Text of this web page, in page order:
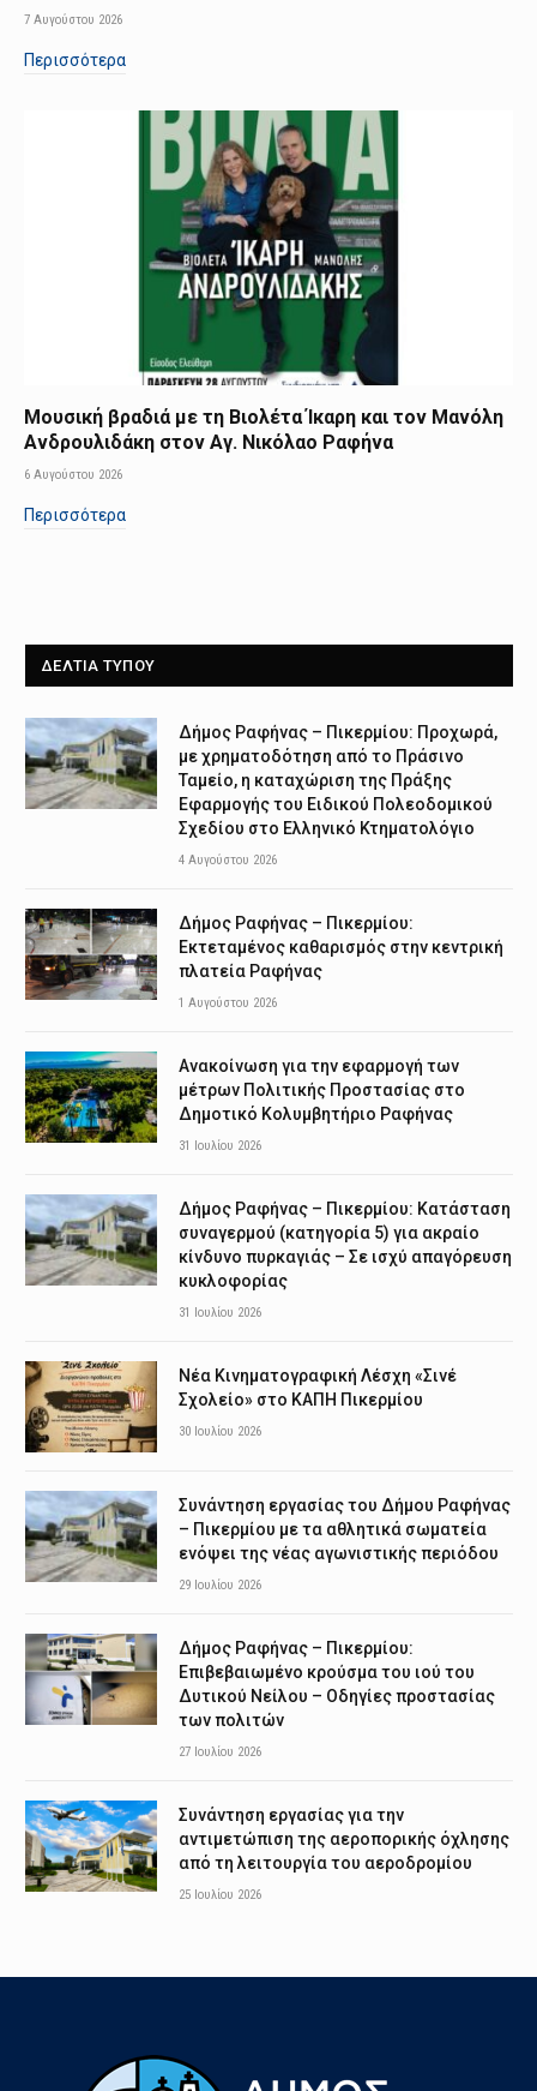
7 Αυγούστου 2026
Περισσότερα
Μουσική βραδιά με τη Βιολέτα Ίκαρη και τον Μανόλη
Ανδρουλιδάκη στον Αγ. Νικόλαο Ραφήνα
6 Αυγούστου 2026
Περισσότερα
ΔΕΛΤΙΑ ΤΥΠΟΥ
Δήμος Ραφήνας – Πικερμίου: Προχωρά,
με χρηματοδότηση από το Πράσινο
Ταμείο, η καταχώριση της Πράξης
Εφαρμογής του Ειδικού Πολεοδομικού
Σχεδίου στο Ελληνικό Κτηματολόγιο
4 Αυγούστου 2026
Δήμος Ραφήνας – Πικερμίου:
Εκτεταμένος καθαρισμός στην κεντρική
πλατεία Ραφήνας
1 Αυγούστου 2026
Ανακοίνωση για την εφαρμογή των
μέτρων Πολιτικής Προστασίας στο
Δημοτικό Κολυμβητήριο Ραφήνας
31 Ιουλίου 2026
Δήμος Ραφήνας – Πικερμίου: Κατάσταση
συναγερμού (κατηγορία 5) για ακραίο
κίνδυνο πυρκαγιάς – Σε ισχύ απαγόρευση
κυκλοφορίας
31 Ιουλίου 2026
Νέα Κινηματογραφική Λέσχη «Σινέ
Σχολείο» στο ΚΑΠΗ Πικερμίου
30 Ιουλίου 2026
Συνάντηση εργασίας του Δήμου Ραφήνας
– Πικερμίου με τα αθλητικά σωματεία
ενόψει της νέας αγωνιστικής περιόδου
29 Ιουλίου 2026
Δήμος Ραφήνας – Πικερμίου:
Επιβεβαιωμένο κρούσμα του ιού του
Δυτικού Νείλου – Οδηγίες προστασίας
των πολιτών
27 Ιουλίου 2026
Συνάντηση εργασίας για την
αντιμετώπιση της αεροπορικής όχλησης
από τη λειτουργία του αεροδρομίου
25 Ιουλίου 2026